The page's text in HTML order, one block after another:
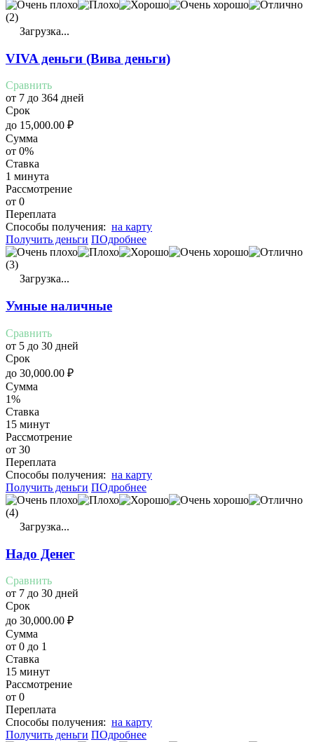
(2)
Загрузка...
VIVA деньги (Вива деньги)
Сравнить
от 7 до 364 дней
Срок
до 15,000.00 ₽
Сумма
от 0%
Ставка
1 минута
Рассмотрение
от 0
Переплата
Cпособы получения: на карту
Получить деньги ПОдробнее
(3)
Загрузка...
Умные наличные
Сравнить
от 5 до 30 дней
Срок
до 30,000.00 ₽
Сумма
1%
Ставка
15 минут
Рассмотрение
от 30
Переплата
Cпособы получения: на карту
Получить деньги ПОдробнее
(4)
Загрузка...
Надо Денег
Сравнить
от 7 до 30 дней
Срок
до 30,000.00 ₽
Сумма
от 0 до 1
Ставка
15 минут
Рассмотрение
от 0
Переплата
Cпособы получения: на карту
Получить деньги ПОдробнее